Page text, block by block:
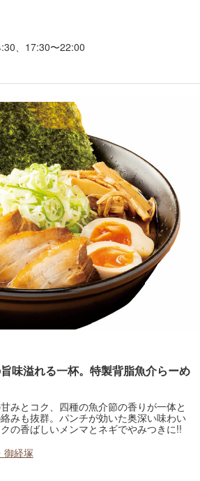
、17:30〜22:00
味溢れる一杯。特製背脂魚介らーめ
みとコク、四種の魚介節の香りが一体と
みも抜群。パンチが効いた奥深い味わい
の香ばしいメンマとネギでやみつきに!!
御経塚